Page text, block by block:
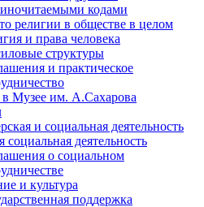
кодами
религии в обществе в целом
и права человека
структуры
и практическое
Музее им. А.Сахарова
и социальная деятельность
социальная деятельность
о социальном
и культура
поддержка